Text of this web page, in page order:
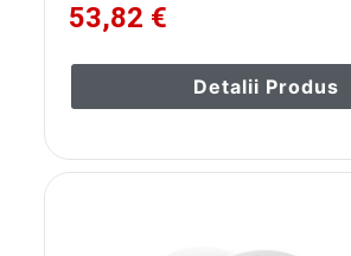
53,82 €
Detalii Produs